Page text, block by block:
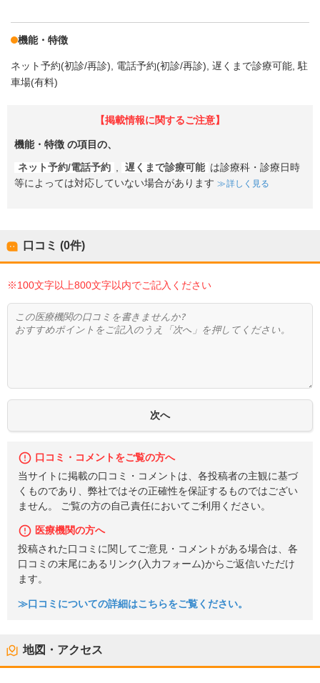
機能・特徴
ネット予約(初診/再診) 電話予約(初診/再診) 遅くまで診療可能 駐
車場(有料)
【掲載情報に関するご注意】
機能・特徴 の項目の、
ネット予約/電話予約 遅くまで診療可能 は診療科・診療日時
等によっては対応していない場合があります
詳しく見る
口コミ (0件)
※100文字以上800文字以内でご記入ください
口コミ・コメントをご覧の方へ
当サイトに掲載の口コミ・コメントは、各投稿者の主観に基づ
くものであり、弊社ではその正確性を保証するものではござい
ません。 ご覧の方の自己責任においてご利用ください。
医療機関の方へ
投稿された口コミに関してご意見・コメントがある場合は、各
口コミの末尾にあるリンク(入力フォーム)からご返信いただけ
ます。
≫口コミについての詳細はこちらをご覧ください。
地図・アクセス